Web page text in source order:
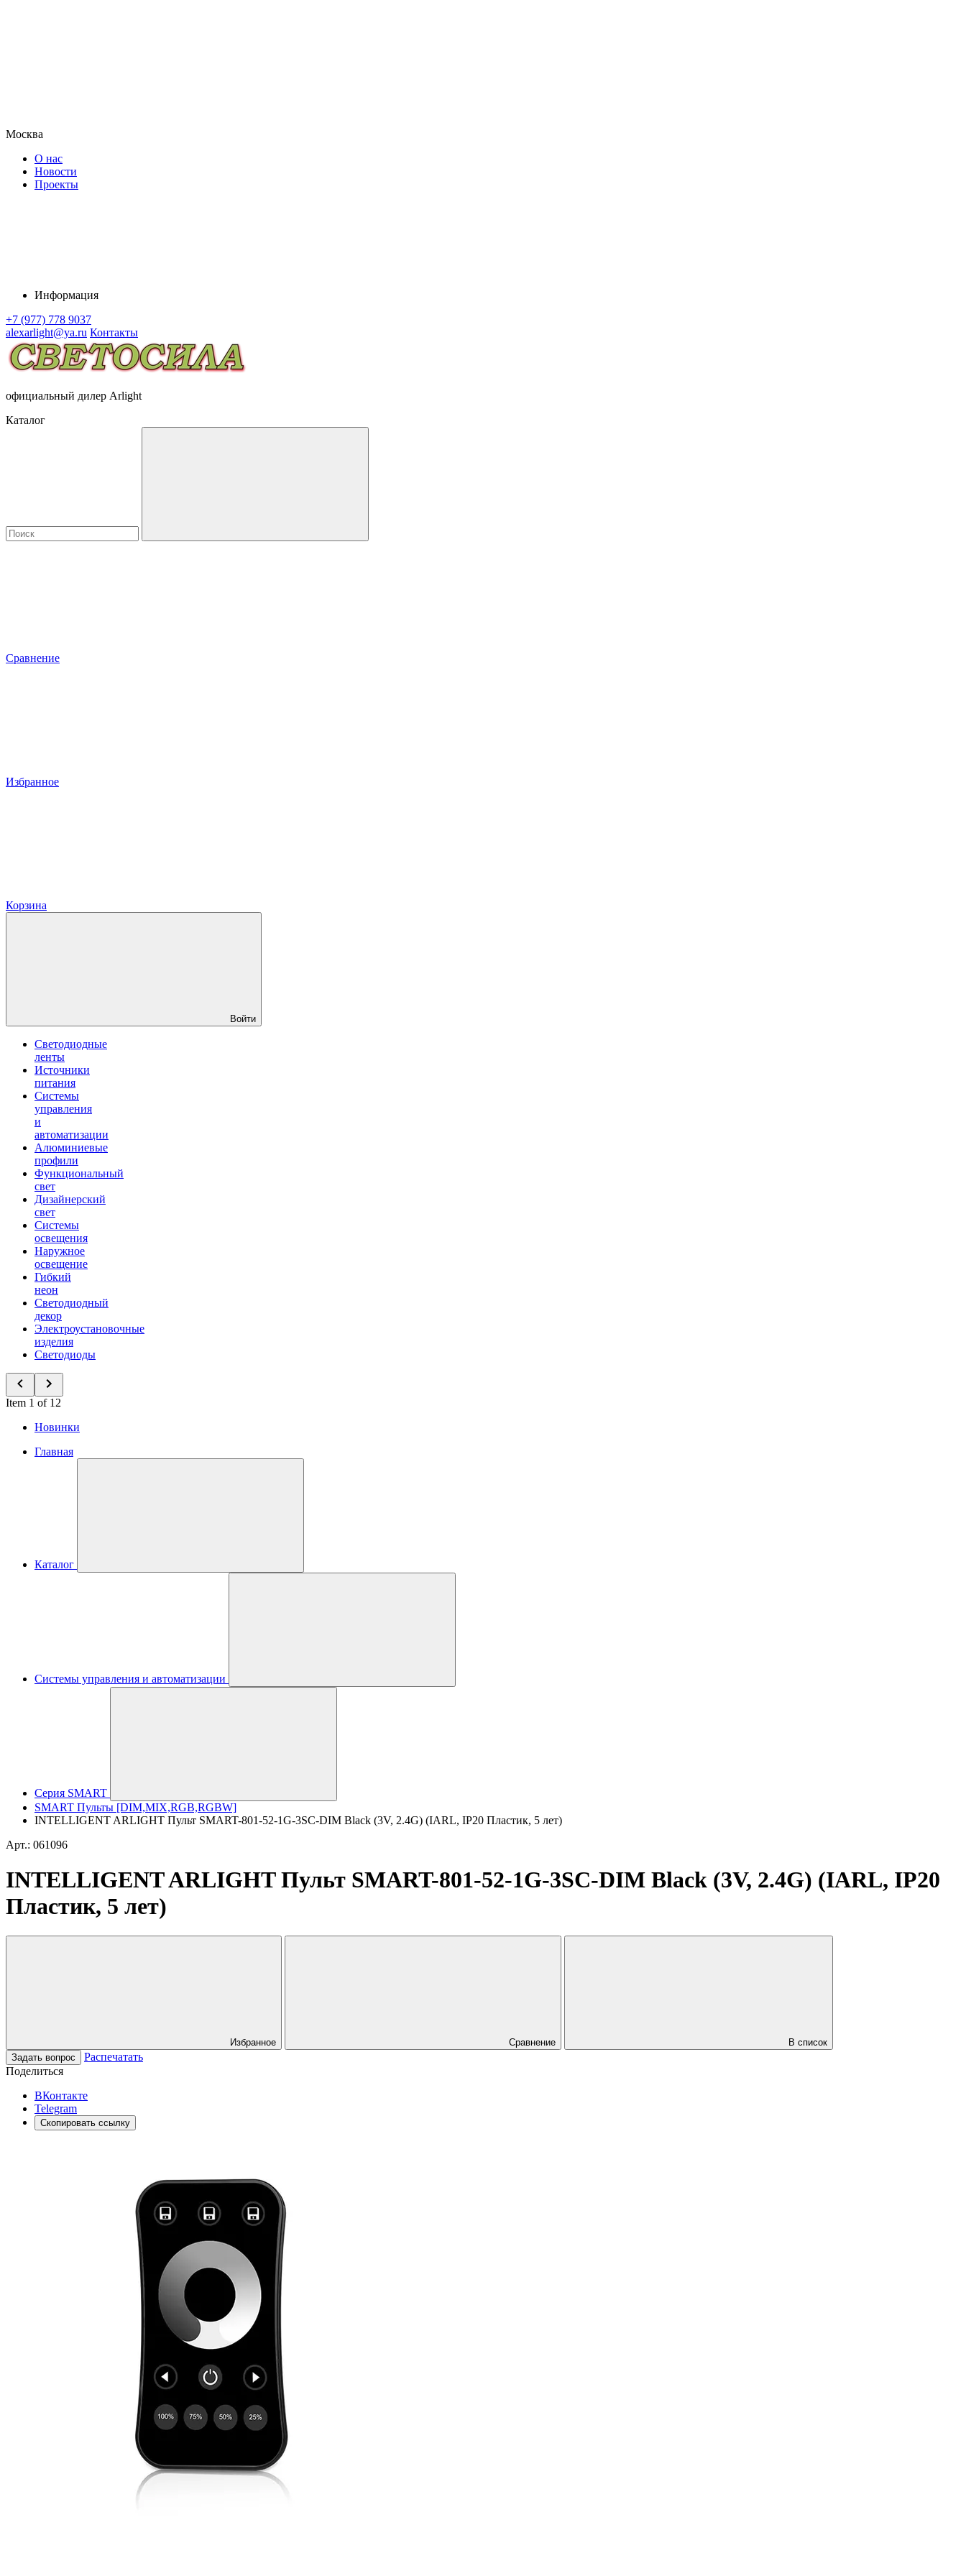
Москва
О нас
Новости
Проекты
Информация
+7 (977) 778 9037
alexarlight@ya.ru Контакты
официальный дилер Arlight
Каталог
Сравнение
Избранное
Корзина
Войти
Светодиодные
ленты
Источники
питания
Системы
управления
и
автоматизации
Алюминиевые
профили
Функциональный
свет
Дизайнерский
свет
Системы
освещения
Наружное
освещение
Гибкий
неон
Светодиодный
декор
Электроустановочные
изделия
Светодиоды
Item 1 of 12
Новинки
Главная
Каталог
Системы управления и автоматизации
Серия SMART
SMART Пульты [DIM,MIX,RGB,RGBW]
INTELLIGENT ARLIGHT Пульт SMART-801-52-1G-3SC-DIM Black (3V, 2.4G) (IARL, IP20 Пластик, 5 лет)
Арт.: 061096
INTELLIGENT ARLIGHT Пульт SMART-801-52-1G-3SC-DIM Black (3V, 2.4G) (IARL, IP20
Пластик, 5 лет)
Избранное Сравнение
В список
Задать вопрос
Распечатать
Поделиться
ВКонтакте
Telegram
Скопировать ссылку